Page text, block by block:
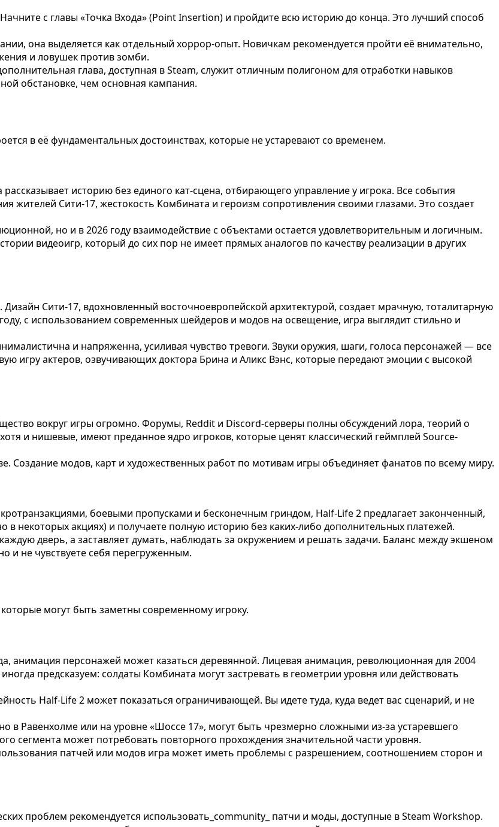
с главы «Точка Входа» (Point Insertion) и пройдите всю историю до конца. Это лучший способ
она выделяется как отдельный хоррор-опыт. Новичкам рекомендуется пройти её внимательно,
и ловушек против зомби.
глава, доступная в Steam, служит отличным полигоном для отработки навыков
обстановке, чем основная кампания.
в её фундаментальных достоинствах, которые не устаревают со временем.
историю без единого кат-сцена, отбирающего управление у игрока. Все события
жителей Сити-17, жестокость Комбината и героизм сопротивления своими глазами. Это создает
но и в 2026 году взаимодействие с объектами остается удовлетворительным и логичным.
видеоигр, который до сих пор не имеет прямых аналогов по качеству реализации в других
Сити-17, вдохновленный восточноевропейской архитектурой, создает мрачную, тоталитарную
с использованием современных шейдеров и модов на освещение, игра выглядит стильно и
и напряженна, усиливая чувство тревоги. Звуки оружия, шаги, голоса персонажей — все
игру актеров, озвучивающих доктора Брина и Аликс Вэнс, которые передают эмоции с высокой
вокруг игры огромно. Форумы, Reddit и Discord-серверы полны обсуждений лора, теорий о
и нишевые, имеют преданное ядро игроков, которые ценят классический геймплей Source-
Создание модов, карт и художественных работ по мотивам игры объединяет фанатов по всему миру.
боевыми пропусками и бесконечным гриндом, Half-Life 2 предлагает законченный,
в некоторых акциях) и получаете полную историю без каких-либо дополнительных платежей.
дверь, а заставляет думать, наблюдать за окружением и решать задачи. Баланс между экшеном
и не чувствуете себя перегруженным.
могут быть заметны современному игроку.
анимация персонажей может казаться деревянной. Лицевая анимация, революционная для 2004
предсказуем: солдаты Комбината могут застревать в геометрии уровня или действовать
Half-Life 2 может показаться ограничивающей. Вы идете туда, куда ведет вас сценарий, и не
в Равенхолме или на уровне «Шоссе 17», могут быть чрезмерно сложными из-за устаревшего
сегмента может потребовать повторного прохождения значительной части уровня.
патчей или модов игра может иметь проблемы с разрешением, соотношением сторон и
проблем рекомендуется использовать_community_ патчи и моды, доступные в Steam Workshop.